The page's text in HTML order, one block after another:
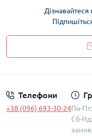
Телефони
+38 (096) 693-30-24Пн-
Сб-Нд: